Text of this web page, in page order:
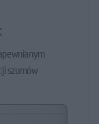
szumów